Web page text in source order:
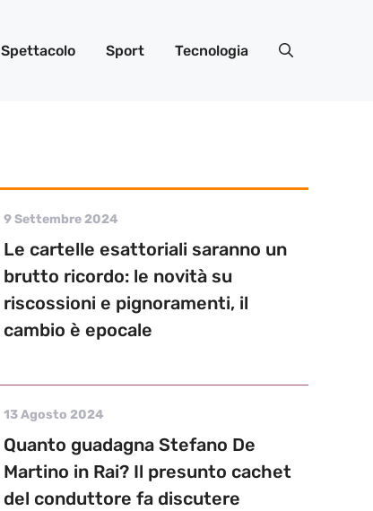
Spettacolo Sport Tecnologia
9 Settembre 2024
Le cartelle esattoriali saranno un
brutto ricordo: le novità su
riscossioni e pignoramenti, il
cambio è epocale
13 Agosto 2024
Quanto guadagna Stefano De
Martino in Rai? Il presunto cachet
del conduttore fa discutere